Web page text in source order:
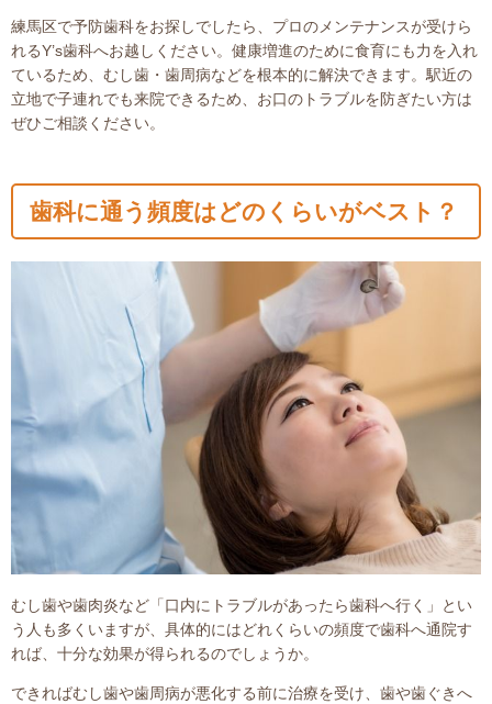
練馬区で予防歯科をお探しでしたら、プロのメンテナンスが受けら
れるY’s歯科へお越しください。健康増進のために食育にも力を入れ
ているため、むし歯・歯周病などを根本的に解決できます。駅近の
立地で子連れでも来院できるため、お口のトラブルを防ぎたい方は
ぜひご相談ください。
歯科に通う頻度はどのくらいがベスト？
むし歯や歯肉炎など「口内にトラブルがあったら歯科へ行く」とい
う人も多くいますが、具体的にはどれくらいの頻度で歯科へ通院す
れば、十分な効果が得られるのでしょうか。
できればむし歯や歯周病が悪化する前に治療を受け、歯や歯ぐきへ